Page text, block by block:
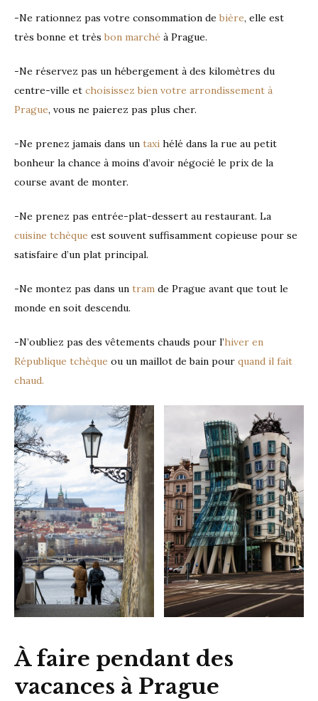
-Ne rationnez pas votre consommation de bière, elle est
très bonne et très bon marché à Prague.
-Ne réservez pas un hébergement à des kilomètres du
centre-ville et choisissez bien votre arrondissement à
Prague, vous ne paierez pas plus cher.
-Ne prenez jamais dans un taxi hélé dans la rue au petit
bonheur la chance à moins d’avoir négocié le prix de la
course avant de monter.
-Ne prenez pas entrée-plat-dessert au restaurant. La
cuisine tchèque est souvent suffisamment copieuse pour se
satisfaire d’un plat principal.
-Ne montez pas dans un tram de Prague avant que tout le
monde en soit descendu.
-N’oubliez pas des vêtements chauds pour l’hiver en
République tchèque ou un maillot de bain pour quand il fait
chaud.
À faire pendant des
vacances à Prague